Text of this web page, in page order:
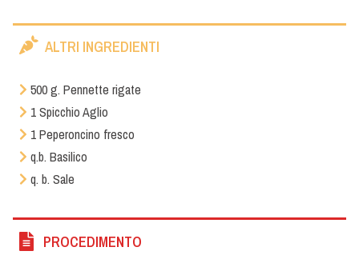
ALTRI INGREDIENTI
500 g. Pennette rigate
1 Spicchio Aglio
1 Peperoncino fresco
q.b. Basilico
q. b. Sale
PROCEDIMENTO